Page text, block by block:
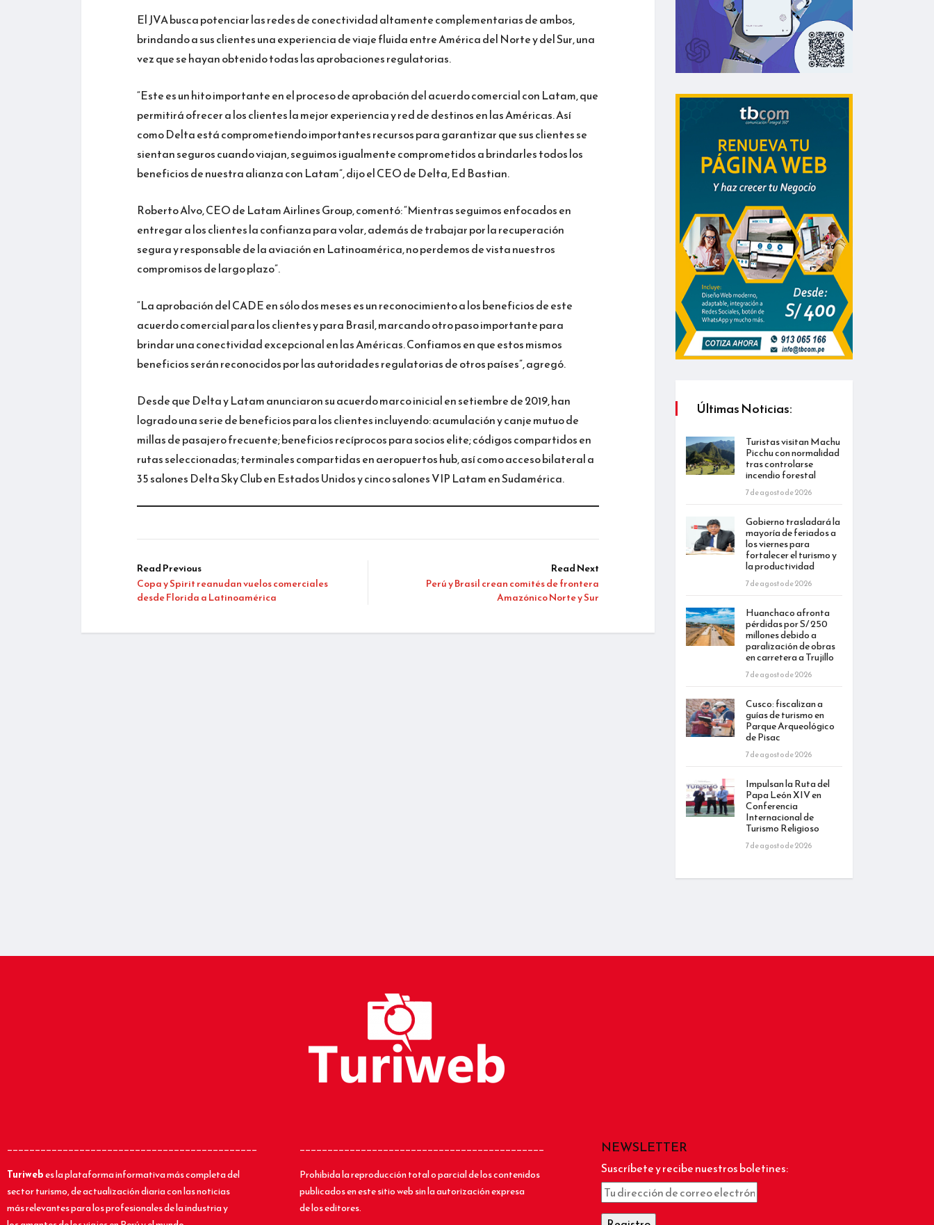
El JVA busca potenciar las redes de conectividad altamente complementarias de ambos,
brindando a sus clientes una experiencia de viaje fluida entre América del Norte y del Sur, una
vez que se hayan obtenido todas las aprobaciones regulatorias.
“Este es un hito importante en el proceso de aprobación del acuerdo comercial con Latam, que
permitirá ofrecer a los clientes la mejor experiencia y red de destinos en las Américas. Así
como Delta está comprometiendo importantes recursos para garantizar que sus clientes se
sientan seguros cuando viajan, seguimos igualmente comprometidos a brindarles todos los
beneficios de nuestra alianza con Latam”, dijo el CEO de Delta, Ed Bastian.
Roberto Alvo, CEO de Latam Airlines Group, comentó: “Mientras seguimos enfocados en
entregar a los clientes la confianza para volar, además de trabajar por la recuperación
segura y responsable de la aviación en Latinoamérica, no perdemos de vista nuestros
compromisos de largo plazo”.
“La aprobación del CADE en sólo dos meses es un reconocimiento a los beneficios de este
acuerdo comercial para los clientes y para Brasil, marcando otro paso importante para
brindar una conectividad excepcional en las Américas. Confiamos en que estos mismos
beneficios serán reconocidos por las autoridades regulatorias de otros países”, agregó.
Desde que Delta y Latam anunciaron su acuerdo marco inicial en setiembre de 2019, han
logrado una serie de beneficios para los clientes incluyendo: acumulación y canje mutuo de
millas de pasajero frecuente; beneficios recíprocos para socios elite; códigos compartidos en
rutas seleccionadas; terminales compartidas en aeropuertos hub, así como acceso bilateral a
35 salones Delta Sky Club en Estados Unidos y cinco salones VIP Latam en Sudamérica.
Read Previous
Copa y Spirit reanudan vuelos comerciales
desde Florida a Latinoamérica
Read Next
Perú y Brasil crean comités de frontera
Amazónico Norte y Sur
Últimas Noticias:
Turistas visitan Machu
Picchu con normalidad
tras controlarse
incendio forestal
7 de agosto de 2026
Gobierno trasladará la
mayoría de feriados a
los viernes para
fortalecer el turismo y
la productividad
7 de agosto de 2026
Huanchaco afronta
pérdidas por S/ 250
millones debido a
paralización de obras
en carretera a Trujillo
7 de agosto de 2026
Cusco: fiscalizan a
guías de turismo en
Parque Arqueológico
de Pisac
7 de agosto de 2026
Impulsan la Ruta del
Papa León XIV en
Conferencia
Internacional de
Turismo Religioso
7 de agosto de 2026
_____________________________________________
Turiwebes la plataforma informativa más completa del
sector turismo, de actualización diaria con las noticias
más relevantes para los profesionales de la industria y
____________________________________________
Prohibida la reproducción total o parcial de los contenidos
publicados en este sitio web sin la autorización expresa
de los editores.
NEWSLETTER
Suscríbete y recibe nuestros boletines: